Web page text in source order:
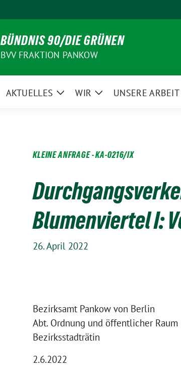
BÜNDNIS 90/DIE GRÜNEN
BVV FRAKTION PANKOW
AKTUELLES
ZeigeWIR
ZeigeUNSERE ARBEIT
KLEINE ANFRAGE - KA-0216/IX
Blumenviertel I:
26. April 2022
Bezirksamt Pankow von Berlin
Abt. Ordnung und öffentlicher Raum
Bezirksstadträtin
2.6.2022